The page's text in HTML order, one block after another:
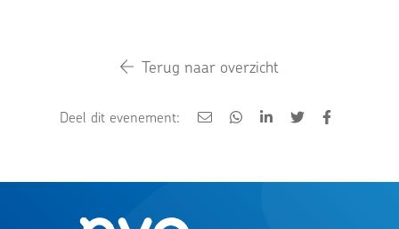
Terug naar overzicht
Deel dit evenement: